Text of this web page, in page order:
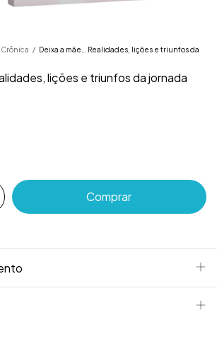
Crônica / Deixa a mãe… Realidades, lições e triunfos da
lições e triunfos da jornada